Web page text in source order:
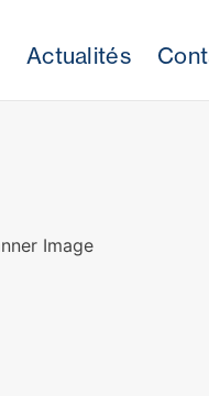
Actualités